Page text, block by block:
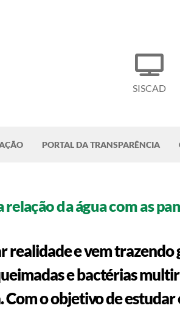
SISCAD
PORTAL DA TRANSPARÊNCIA
da água com as
e vem trazendo
e bactérias
o objetivo de